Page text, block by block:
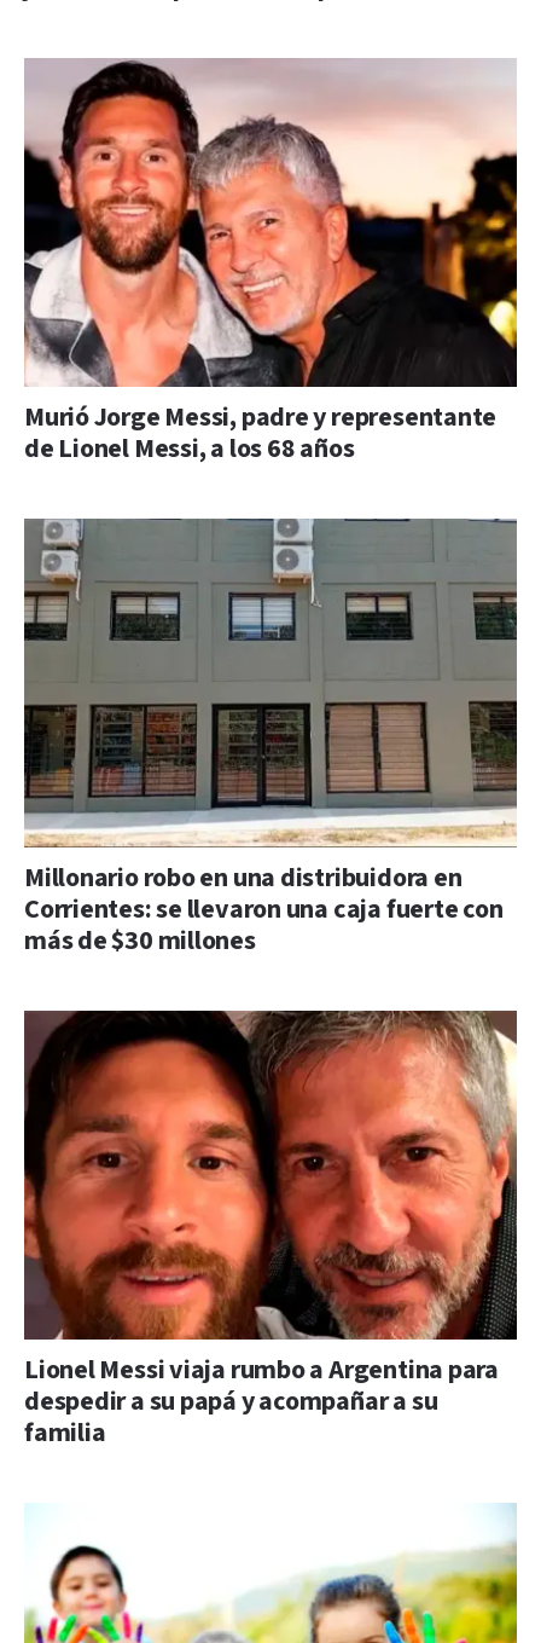
Murió Jorge Messi, padre y representante
de Lionel Messi, a los 68 años
Millonario robo en una distribuidora en
Corrientes: se llevaron una caja fuerte con
más de $30 millones
Lionel Messi viaja rumbo a Argentina para
despedir a su papá y acompañar a su
familia